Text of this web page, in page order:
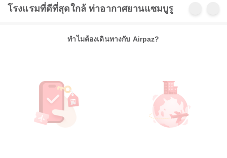
โรงแรมที่ดีที่สุดใกล้ ท่าอากาศยานแซมบูรู
ทำไมต้องเดินทางกับ Airpaz?